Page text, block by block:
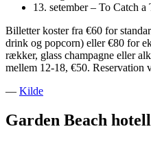
13. setember – To Catch a
Billetter koster fra €60 for
drink og popcorn) eller €80 for
rækker, glass champagne eller
mellem 12-18, €50. Reservation
— Kilde
Garden Beach